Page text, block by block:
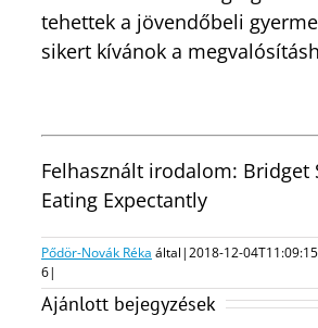
tehettek a jövendőbeli
sikert kívánok a
Felhasznált irodalom: Bridget
Eating Expectantly
Pődör-Novák Réka által|2018-12-
6|
Ajánlott bejegyzések